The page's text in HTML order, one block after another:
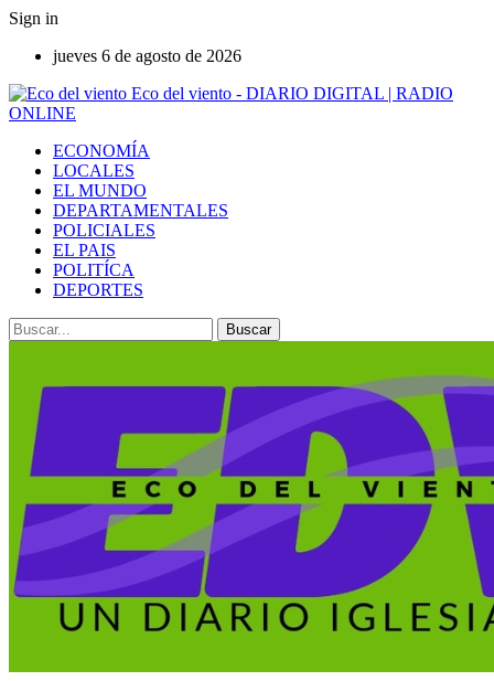
Sign in
jueves 6 de agosto de 2026
Eco del viento - DIARIO DIGITAL | RADIO
ONLINE
ECONOMÍA
LOCALES
EL MUNDO
DEPARTAMENTALES
POLICIALES
EL PAIS
POLITÍCA
DEPORTES